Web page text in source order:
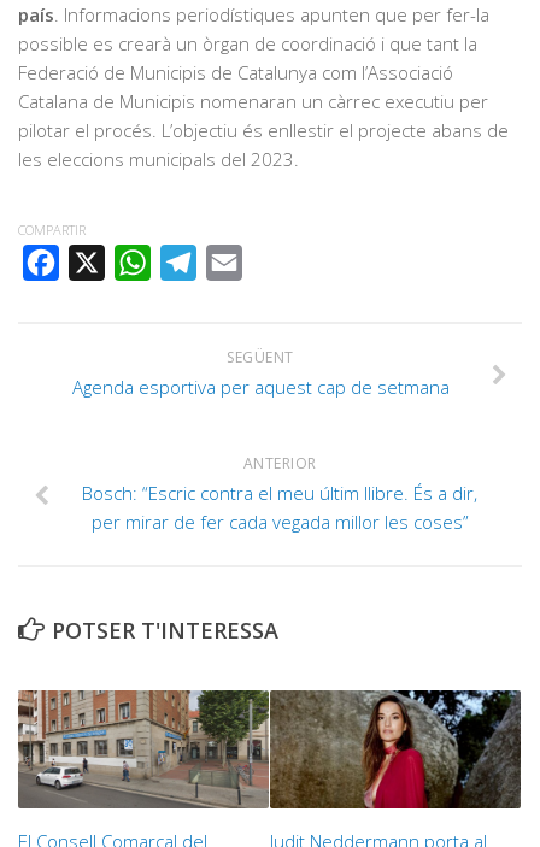
país . Informacions periodístiques apunten que per fer-la
possible es crearà un òrgan de coordinació i que tant la
Federació de Municipis de Catalunya com l’Associació
Catalana de Municipis nomenaran un càrrec executiu per
pilotar el procés. L’objectiu és enllestir el projecte abans de
les eleccions municipals del 2023.
COMPARTIR
FACEBOOK
WHATSAPPTELEGRAM
SEGÜENT
Agenda esportiva per aquest cap de setmana
ANTERIOR
Bosch: “Escric contra el meu últim llibre. És a dir,
per mirar de fer cada vegada millor les coses”
POTSER T'INTERESSA
El Consell Comarcal del Judit Neddermann porta al